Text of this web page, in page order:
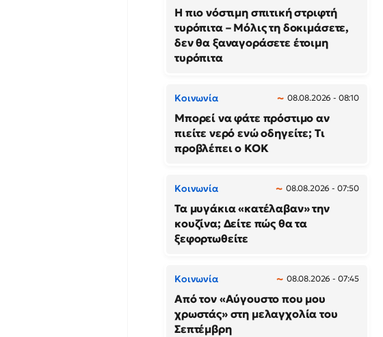
Η πιο νόστιμη σπιτική στριφτή
τυρόπιτα – Μόλις τη δοκιμάσετε,
δεν θα ξαναγοράσετε έτοιμη
τυρόπιτα
Κοινωνία 08.08.2026 - 08:10
Μπορεί να φάτε πρόστιμο αν
πιείτε νερό ενώ οδηγείτε; Τι
προβλέπει ο ΚΟΚ
Κοινωνία 08.08.2026 - 07:50
Τα μυγάκια «κατέλαβαν» την
κουζίνα; Δείτε πώς θα τα
ξεφορτωθείτε
Κοινωνία 08.08.2026 - 07:45
Από τον «Αύγουστο που μου
χρωστάς» στη μελαγχολία του
Σεπτέμβρη